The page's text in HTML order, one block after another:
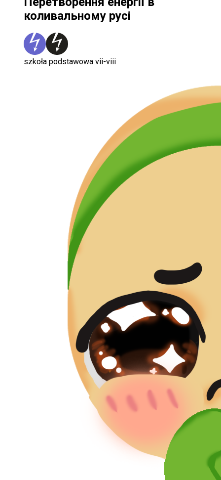
коливальному русі
szkoła podstawowa vii-viii